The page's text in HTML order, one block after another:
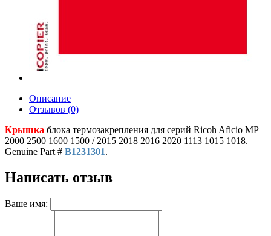
Описание
Отзывов (0)
Крышка блока термозакрепления для серий Ricoh Aficio MP
2000 2500 1600 1500 / 2015 2018 2016 2020 1113 1015 1018.
Genuine Part # B1231301.
Написать отзыв
Ваше имя: